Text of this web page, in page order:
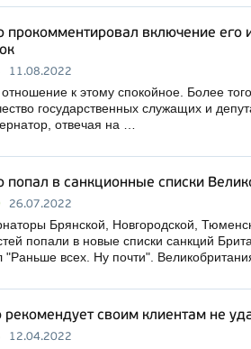
прокомментировал включение его
11.08.2022
к этому спокойное. Более
государственных служащих и
отвечая на …
попал в санкционные списки
26.07.2022
Брянской, Новгородской,
попали в новые списки санкций
"Раньше всех. Ну почти".
рекомендует своим клиентам не
12.04.2022